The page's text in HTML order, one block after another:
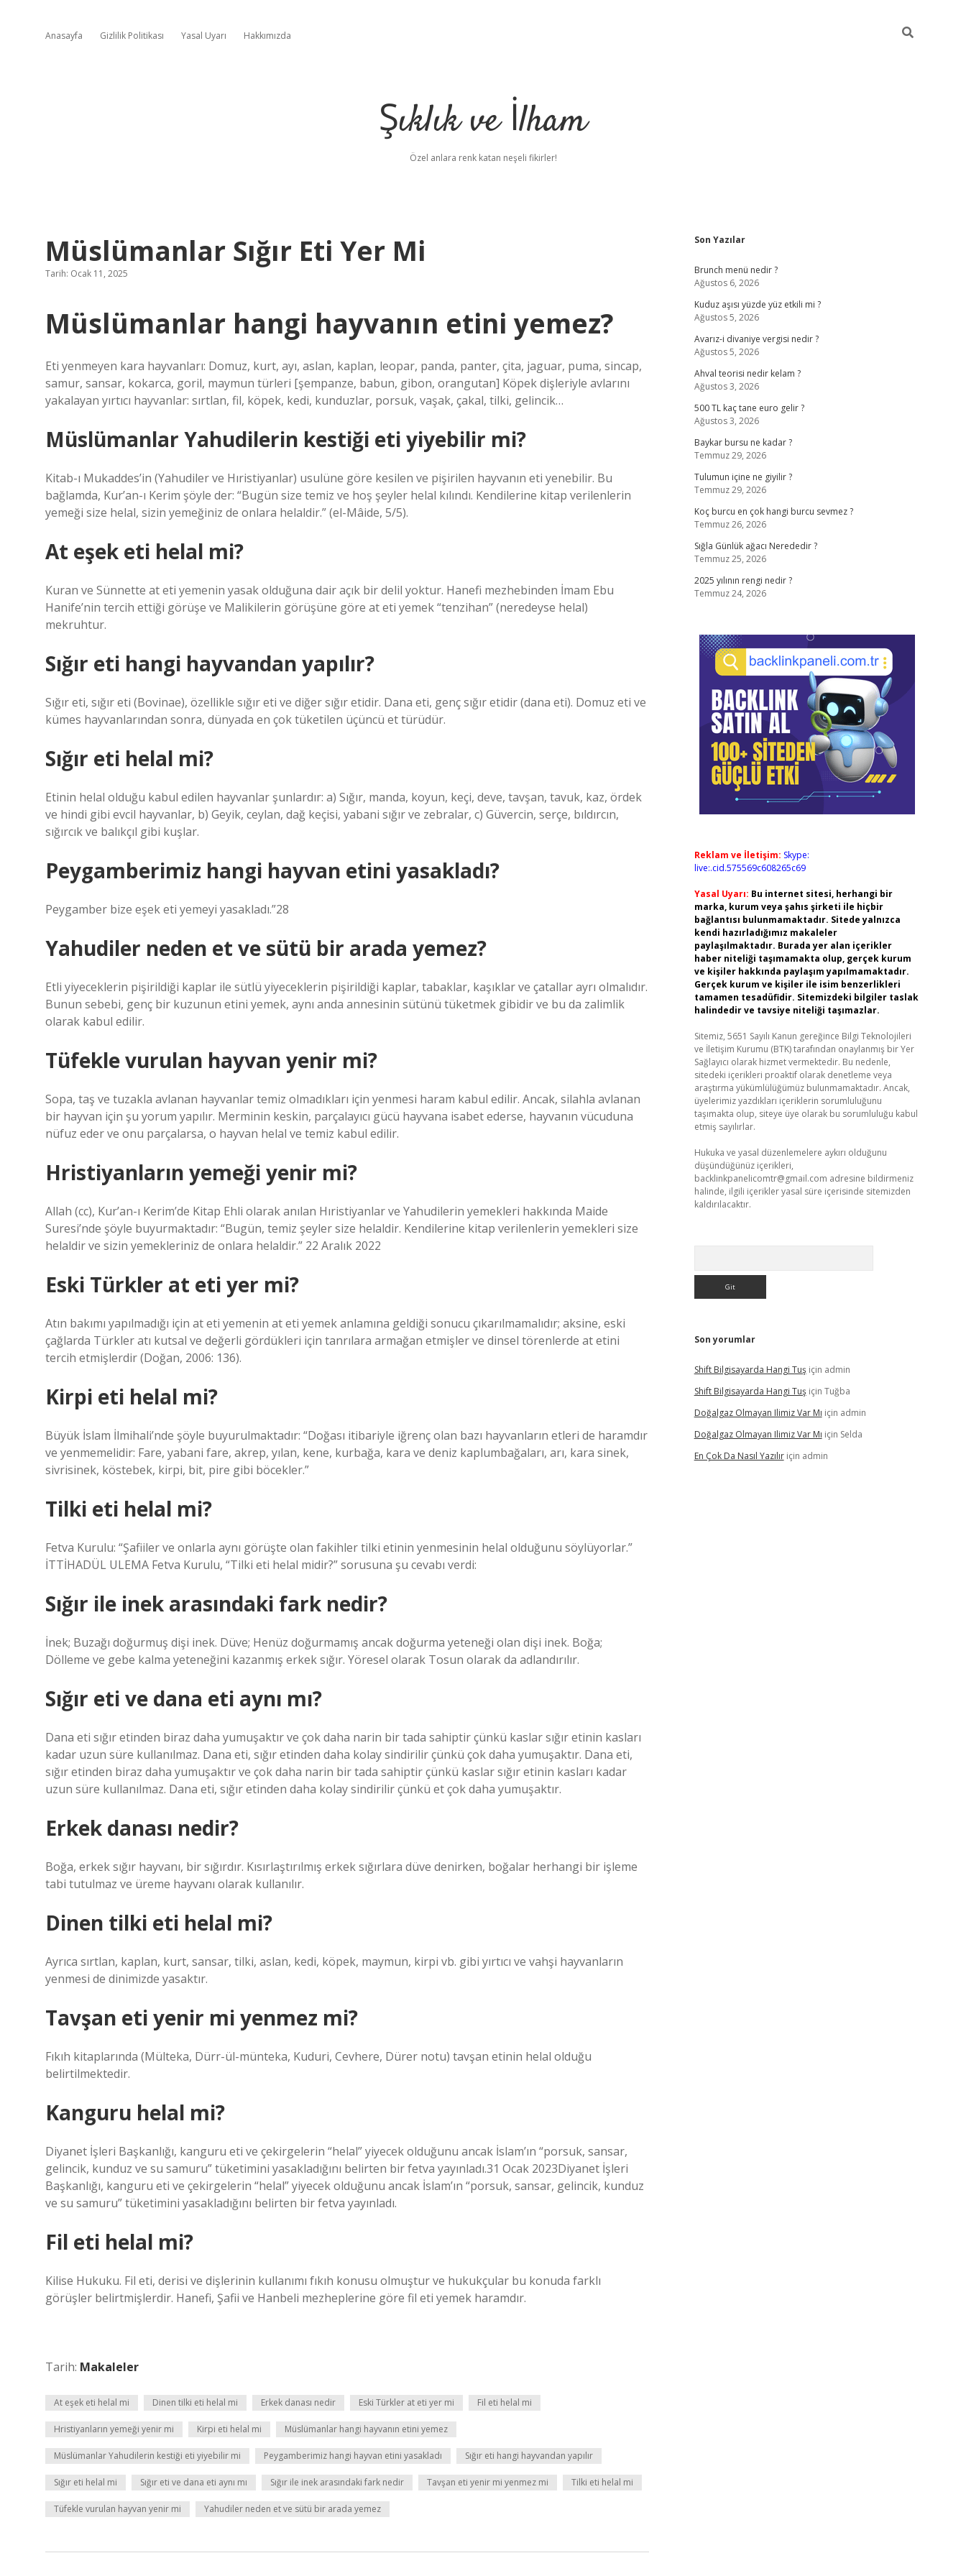
Anasayfa Gizlilik Politikası Yasal Uyarı Hakkımızda
Şıklık ve İlham
Özel anlara renk katan neşeli fikirler!
Müslümanlar Sığır Eti Yer Mi
Tarih: Ocak 11, 2025
Müslümanlar hangi hayvanın etini yemez?
Eti yenmeyen kara hayvanları: Domuz, kurt, ayı, aslan, kaplan, leopar, panda, panter, çita, jaguar, puma, sincap,
samur, sansar, kokarca, goril, maymun türleri [şempanze, babun, gibon, orangutan] Köpek dişleriyle avlarını
yakalayan yırtıcı hayvanlar: sırtlan, fil, köpek, kedi, kunduzlar, porsuk, vaşak, çakal, tilki, gelincik…
Müslümanlar Yahudilerin kestiği eti yiyebilir mi?
Kitab-ı Mukaddes’in (Yahudiler ve Hıristiyanlar) usulüne göre kesilen ve pişirilen hayvanın eti yenebilir. Bu
bağlamda, Kur’an-ı Kerim şöyle der: “Bugün size temiz ve hoş şeyler helal kılındı. Kendilerine kitap verilenlerin
yemeği size helal, sizin yemeğiniz de onlara helaldir.” (el-Mâide, 5/5).
At eşek eti helal mi?
Kuran ve Sünnette at eti yemenin yasak olduğuna dair açık bir delil yoktur. Hanefi mezhebinden İmam Ebu
Hanife’nin tercih ettiği görüşe ve Malikilerin görüşüne göre at eti yemek “tenzihan” (neredeyse helal)
mekruhtur.
Sığır eti hangi hayvandan yapılır?
Sığır eti, sığır eti (Bovinae), özellikle sığır eti ve diğer sığır etidir. Dana eti, genç sığır etidir (dana eti). Domuz eti ve
kümes hayvanlarından sonra, dünyada en çok tüketilen üçüncü et türüdür.
Sığır eti helal mi?
Etinin helal olduğu kabul edilen hayvanlar şunlardır: a) Sığır, manda, koyun, keçi, deve, tavşan, tavuk, kaz, ördek
ve hindi gibi evcil hayvanlar, b) Geyik, ceylan, dağ keçisi, yabani sığır ve zebralar, c) Güvercin, serçe, bıldırcın,
sığırcık ve balıkçıl gibi kuşlar.
Peygamberimiz hangi hayvan etini yasakladı?
Peygamber bize eşek eti yemeyi yasakladı.”28
Yahudiler neden et ve sütü bir arada yemez?
Etli yiyeceklerin pişirildiği kaplar ile sütlü yiyeceklerin pişirildiği kaplar, tabaklar, kaşıklar ve çatallar ayrı olmalıdır.
Bunun sebebi, genç bir kuzunun etini yemek, aynı anda annesinin sütünü tüketmek gibidir ve bu da zalimlik
olarak kabul edilir.
Tüfekle vurulan hayvan yenir mi?
Sopa, taş ve tuzakla avlanan hayvanlar temiz olmadıkları için yenmesi haram kabul edilir. Ancak, silahla avlanan
bir hayvan için şu yorum yapılır. Merminin keskin, parçalayıcı gücü hayvana isabet ederse, hayvanın vücuduna
nüfuz eder ve onu parçalarsa, o hayvan helal ve temiz kabul edilir.
Hristiyanların yemeği yenir mi?
Allah (cc), Kur’an-ı Kerim’de Kitap Ehli olarak anılan Hıristiyanlar ve Yahudilerin yemekleri hakkında Maide
Suresi’nde şöyle buyurmaktadır: “Bugün, temiz şeyler size helaldir. Kendilerine kitap verilenlerin yemekleri size
helaldir ve sizin yemekleriniz de onlara helaldir.” 22 Aralık 2022
Eski Türkler at eti yer mi?
Atın bakımı yapılmadığı için at eti yemenin at eti yemek anlamına geldiği sonucu çıkarılmamalıdır; aksine, eski
çağlarda Türkler atı kutsal ve değerli gördükleri için tanrılara armağan etmişler ve dinsel törenlerde at etini
tercih etmişlerdir (Doğan, 2006: 136).
Kirpi eti helal mi?
Büyük İslam İlmihali’nde şöyle buyurulmaktadır: “Doğası itibariyle iğrenç olan bazı hayvanların etleri de haramdır
ve yenmemelidir: Fare, yabani fare, akrep, yılan, kene, kurbağa, kara ve deniz kaplumbağaları, arı, kara sinek,
sivrisinek, köstebek, kirpi, bit, pire gibi böcekler.”
Tilki eti helal mi?
Fetva Kurulu: “Şafiiler ve onlarla aynı görüşte olan fakihler tilki etinin yenmesinin helal olduğunu söylüyorlar.”
İTTİHADÜL ULEMA Fetva Kurulu, “Tilki eti helal midir?” sorusuna şu cevabı verdi:
Sığır ile inek arasındaki fark nedir?
İnek; Buzağı doğurmuş dişi inek. Düve; Henüz doğurmamış ancak doğurma yeteneği olan dişi inek. Boğa;
Dölleme ve gebe kalma yeteneğini kazanmış erkek sığır. Yöresel olarak Tosun olarak da adlandırılır.
Sığır eti ve dana eti aynı mı?
Dana eti sığır etinden biraz daha yumuşaktır ve çok daha narin bir tada sahiptir çünkü kaslar sığır etinin kasları
kadar uzun süre kullanılmaz. Dana eti, sığır etinden daha kolay sindirilir çünkü çok daha yumuşaktır. Dana eti,
sığır etinden biraz daha yumuşaktır ve çok daha narin bir tada sahiptir çünkü kaslar sığır etinin kasları kadar
uzun süre kullanılmaz. Dana eti, sığır etinden daha kolay sindirilir çünkü et çok daha yumuşaktır.
Erkek danası nedir?
Boğa, erkek sığır hayvanı, bir sığırdır. Kısırlaştırılmış erkek sığırlara düve denirken, boğalar herhangi bir işleme
tabi tutulmaz ve üreme hayvanı olarak kullanılır.
Dinen tilki eti helal mi?
Ayrıca sırtlan, kaplan, kurt, sansar, tilki, aslan, kedi, köpek, maymun, kirpi vb. gibi yırtıcı ve vahşi hayvanların
yenmesi de dinimizde yasaktır.
Tavşan eti yenir mi yenmez mi?
Fıkıh kitaplarında (Mülteka, Dürr-ül-münteka, Kuduri, Cevhere, Dürer notu) tavşan etinin helal olduğu
belirtilmektedir.
Kanguru helal mi?
Diyanet İşleri Başkanlığı, kanguru eti ve çekirgelerin “helal” yiyecek olduğunu ancak İslam’ın “porsuk, sansar,
gelincik, kunduz ve su samuru” tüketimini yasakladığını belirten bir fetva yayınladı.31 Ocak 2023Diyanet İşleri
Başkanlığı, kanguru eti ve çekirgelerin “helal” yiyecek olduğunu ancak İslam’ın “porsuk, sansar, gelincik, kunduz
ve su samuru” tüketimini yasakladığını belirten bir fetva yayınladı.
Fil eti helal mi?
Kilise Hukuku. Fil eti, derisi ve dişlerinin kullanımı fıkıh konusu olmuştur ve hukukçular bu konuda farklı
görüşler belirtmişlerdir. Hanefi, Şafii ve Hanbeli mezheplerine göre fil eti yemek haramdır.
Tarih: Makaleler
At eşek eti helal mi Dinen tilki eti helal mi Erkek danası nedir Eski Türkler at eti yer mi Fil eti helal mi
Hristiyanların yemeği yenir mi Kirpi eti helal mi Müslümanlar hangi hayvanın etini yemez
Müslümanlar Yahudilerin kestiği eti yiyebilir mi Peygamberimiz hangi hayvan etini yasakladı Sığır eti hangi hayvandan yapılır
Sığır eti helal mi Sığır eti ve dana eti aynı mı Sığır ile inek arasındaki fark nedir Tavşan eti yenir mi yenmez mi Tilki eti helal mi
Tüfekle vurulan hayvan yenir mi Yahudiler neden et ve sütü bir arada yemez
Sidebar
Son Yazılar
Brunch menü nedir ?
Ağustos 6, 2026
Kuduz aşısı yüzde yüz etkili mi ?
Ağustos 5, 2026
Avarız-i divaniye vergisi nedir ?
Ağustos 5, 2026
Ahval teorisi nedir kelam ?
Ağustos 3, 2026
500 TL kaç tane euro gelir ?
Ağustos 3, 2026
Baykar bursu ne kadar ?
Temmuz 29, 2026
Tulumun içine ne giyilir ?
Temmuz 29, 2026
Koç burcu en çok hangi burcu sevmez ?
Temmuz 26, 2026
Sığla Günlük ağacı Nerededir ?
Temmuz 25, 2026
2025 yılının rengi nedir ?
Temmuz 24, 2026
Reklam ve İletişim: Skype:
live:.cid.575569c608265c69
Yasal Uyarı: Bu internet sitesi, herhangi bir
marka, kurum veya şahıs şirketi ile hiçbir
bağlantısı bulunmamaktadır. Sitede yalnızca
kendi hazırladığımız makaleler
paylaşılmaktadır. Burada yer alan içerikler
haber niteliği taşımamakta olup, gerçek kurum
ve kişiler hakkında paylaşım yapılmamaktadır.
Gerçek kurum ve kişiler ile isim benzerlikleri
tamamen tesadüfidir. Sitemizdeki bilgiler taslak
halindedir ve tavsiye niteliği taşımazlar.
Sitemiz, 5651 Sayılı Kanun gereğince Bilgi Teknolojileri
ve İletişim Kurumu (BTK) tarafından onaylanmış bir Yer
Sağlayıcı olarak hizmet vermektedir. Bu nedenle,
sitedeki içerikleri proaktif olarak denetleme veya
araştırma yükümlülüğümüz bulunmamaktadır. Ancak,
üyelerimiz yazdıkları içeriklerin sorumluluğunu
taşımakta olup, siteye üye olarak bu sorumluluğu kabul
etmiş sayılırlar.
Hukuka ve yasal düzenlemelere aykırı olduğunu
düşündüğünüz içerikleri,
backlinkpanelicomtr@gmail.com adresine bildirmeniz
halinde, ilgili içerikler yasal süre içerisinde sitemizden
kaldırılacaktır.
Son yorumlar
Shift Bilgisayarda Hangi Tuşiçin admin
Shift Bilgisayarda Hangi Tuşiçin Tuğba
Doğalgaz Olmayan Ilimiz Var Mı için admin
Doğalgaz Olmayan Ilimiz Var Mı için Selda
En Çok Da Nasıl Yazılıriçin admin